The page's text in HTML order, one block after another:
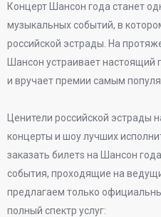
Концерт Шансон года станет
музыкальных событий, в
российской эстрады. На
Шансон устраивает настоящий
и вручает премии самым
Ценители российской эстрады
концерты и шоу лучших
заказать билетs на Шансон
события, проходящие на
предлагаем только
полный спектр услуг: